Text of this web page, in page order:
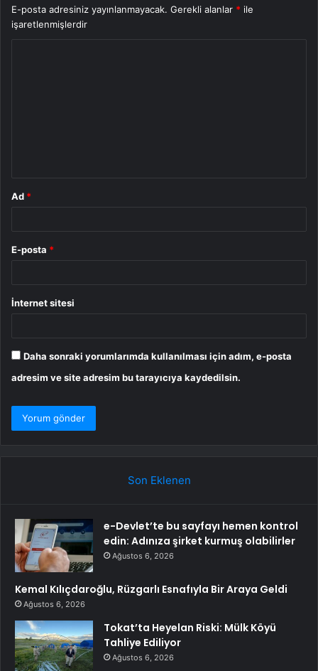
E-posta adresiniz yayınlanmayacak. Gerekli alanlar * ile
işaretlenmişlerdir
Ad *
E-posta *
İnternet sitesi
Daha sonraki yorumlarımda kullanılması için adım, e-posta
adresim ve site adresim bu tarayıcıya kaydedilsin.
Son Eklenen
e-Devlet’te bu sayfayı hemen kontrol
edin: Adınıza şirket kurmuş olabilirler
Ağustos 6, 2026
Kemal Kılıçdaroğlu, Rüzgarlı Esnafıyla Bir Araya Geldi
Ağustos 6, 2026
Tokat’ta Heyelan Riski: Mülk Köyü
Tahliye Ediliyor
Ağustos 6, 2026